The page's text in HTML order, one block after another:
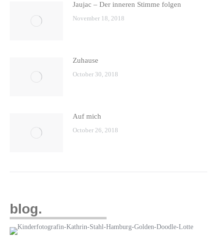
Jaujac – Der inneren Stimme folgen
November 18, 2018
Zuhause
October 30, 2018
Auf mich
October 26, 2018
blog.